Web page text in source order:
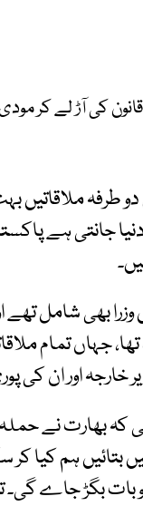
کی آڑ لے کر
جانتی ہے
وزرا بھی شامل
جہاں تمام
خارجہ اور ان کی
مجھے کال آئی کہ
ہم کیا کر
بات بگڑ جاے